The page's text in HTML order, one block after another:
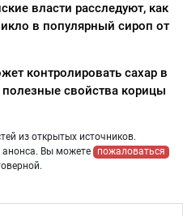
власти расследуют, как
в популярный сироп от
контролировать сахар в
свойства корицы
из открытых источников.
анонса. Вы можете
пожаловаться